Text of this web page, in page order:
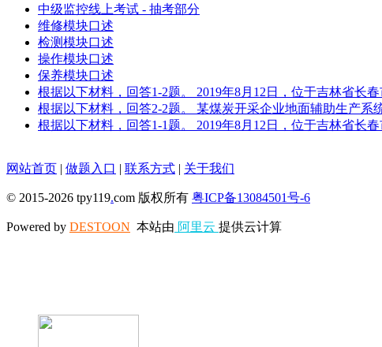
中级监控线上考试 - 抽考部分
维修模块口述
检测模块口述
操作模块口述
保养模块口述
根据以下材料，回答1-2题。 2019年8月12日，位于吉林省长
根据以下材料，回答2-2题。 某煤炭开采企业地面辅助生产系
根据以下材料，回答1-1题。 2019年8月12日，位于吉林省长
网站首页 | 做题入口 | 联系方式 | 关于我们
© 2015-2026 tpy119.com 版权所有 粤ICP备13084501号-6
Powered by DESTOON 本站由 阿里云 提供云计算